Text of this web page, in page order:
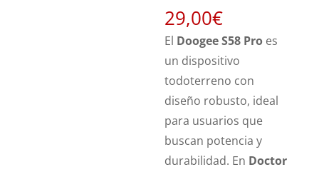
29,00€
El Doogee S58 Pro es
un dispositivo
todoterreno con
diseño robusto, ideal
para usuarios que
buscan potencia y
durabilidad. En Doctor